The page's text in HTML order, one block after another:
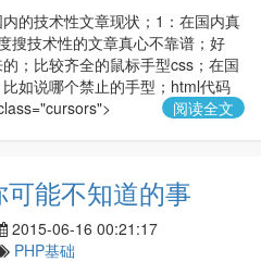
的技术性文章现状；1：在国内真
搜技术性的文章真心不靠谱；好
；比较齐全的鼠标手型css；在国
如说哪个禁止的手型；html代码
阅读全文
能不知道的事
2015-06-16 00:21:17
PHP基础